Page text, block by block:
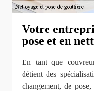
Votre
pose et en
En tant que
détient des
changement, de